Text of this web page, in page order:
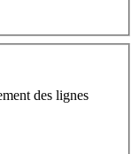
des lignes